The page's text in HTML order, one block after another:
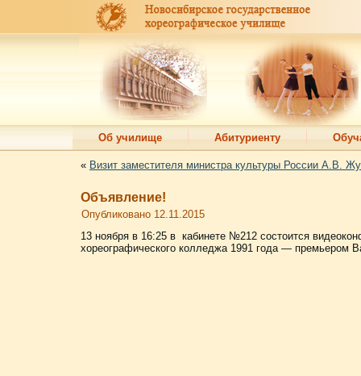
Об училище Абитуриенту
« Визит заместителя министра культуры России А.В.
Объявление!
Опубликовано 12.11.2015
13 ноября в 16:25 в кабинете №212 состоится
хореографического колледжа 1991 года — премьером